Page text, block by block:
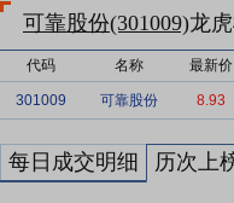
可靠股份(301009)龙
代码 名称 最新价
301009 可靠股份 8.93
每日成交明细 历次上